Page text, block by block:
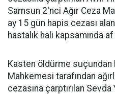
Samsun 2'nci Ağır Ceza
ay 15 gün hapis cezası
hastalık hali kapsamında
Kasten öldürme suçundan
Mahkemesi tarafından
cezasına çarptırılan